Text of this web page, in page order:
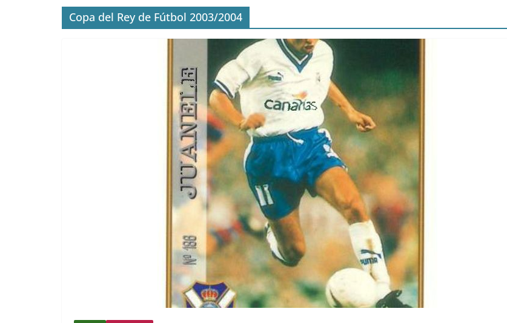
Copa del Rey de Fútbol 2003/2004